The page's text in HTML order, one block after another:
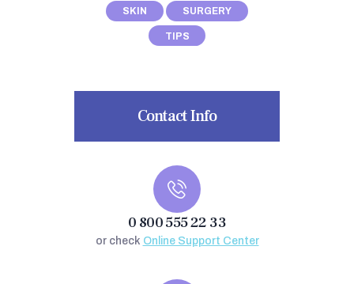
SKIN SURGERY
TIPS
Contact Info
0 800 555 22 33
or check Online Support Center